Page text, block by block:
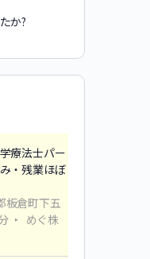
か?
療法士パー
・残業ほぼ
板倉町下五
めぐ株